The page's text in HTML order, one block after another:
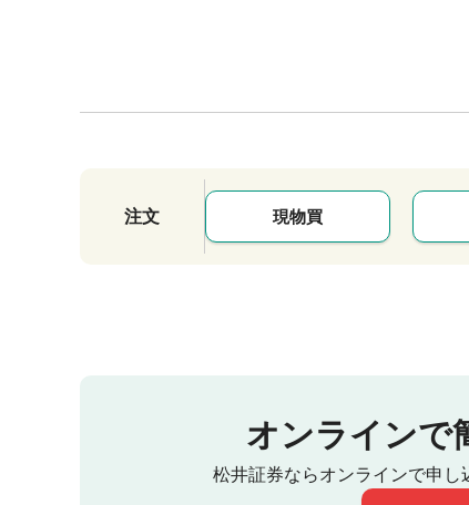
注文 現物買
オンラインで
松井証券ならオンラインで申し